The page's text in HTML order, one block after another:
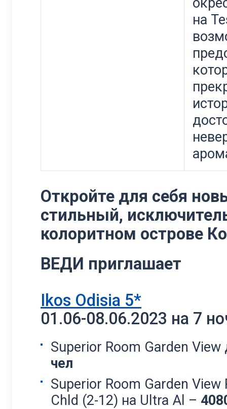
на
Откройте для себя
стильный,
колоритном острове
ВЕДИ приглашает
Ikos Odisia 5*
01.06-08.06.2023 на 7
Superior Room Garden
чел
Superior Room Garden
Chld (2-12) на Ultra Al –